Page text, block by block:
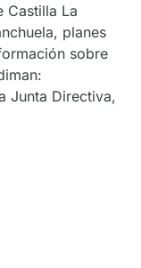
Castilla La
planes
sobre
Junta Directiva,